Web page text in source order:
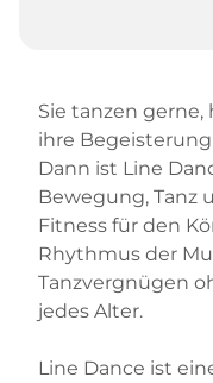
Sie tanzen
ihre
Dann ist Line
Bewegung, Tanz
Fitness für den
Rhythmus der
Tanzvergnügen
jedes Alter.
Line Dance ist